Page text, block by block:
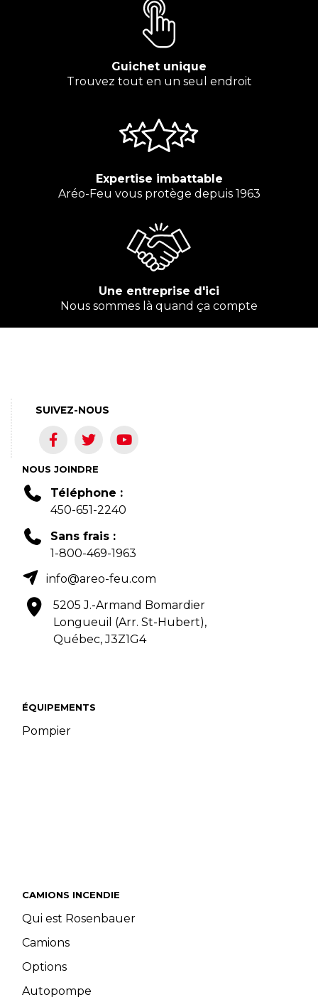
Guichet unique
Trouvez tout en un seul endroit
Expertise imbattable
Aréo-Feu vous protège depuis 1963
Une entreprise d'ici
Nous sommes là quand ça compte
ÉQUIPEMENTS
Pompier
CAMIONS INCENDIE
Qui est Rosenbauer
Camions
Options
Autopompe
NOUS JOINDRE
Téléphone :
450-651-2240
Sans frais :
1-800-469-1963
info@areo-feu.com
5205 J.-Armand Bomardier
Longueuil (Arr. St-Hubert),
Québec, J3Z1G4
SUIVEZ-NOUS